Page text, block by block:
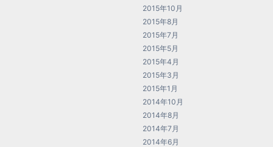
2015年10月
2015年8月
2015年7月
2015年5月
2015年4月
2015年3月
2015年1月
2014年10月
2014年8月
2014年7月
2014年6月